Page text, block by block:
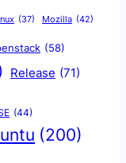
(37) Mozilla (42)
(58)
Release (71)
(44)
(200)